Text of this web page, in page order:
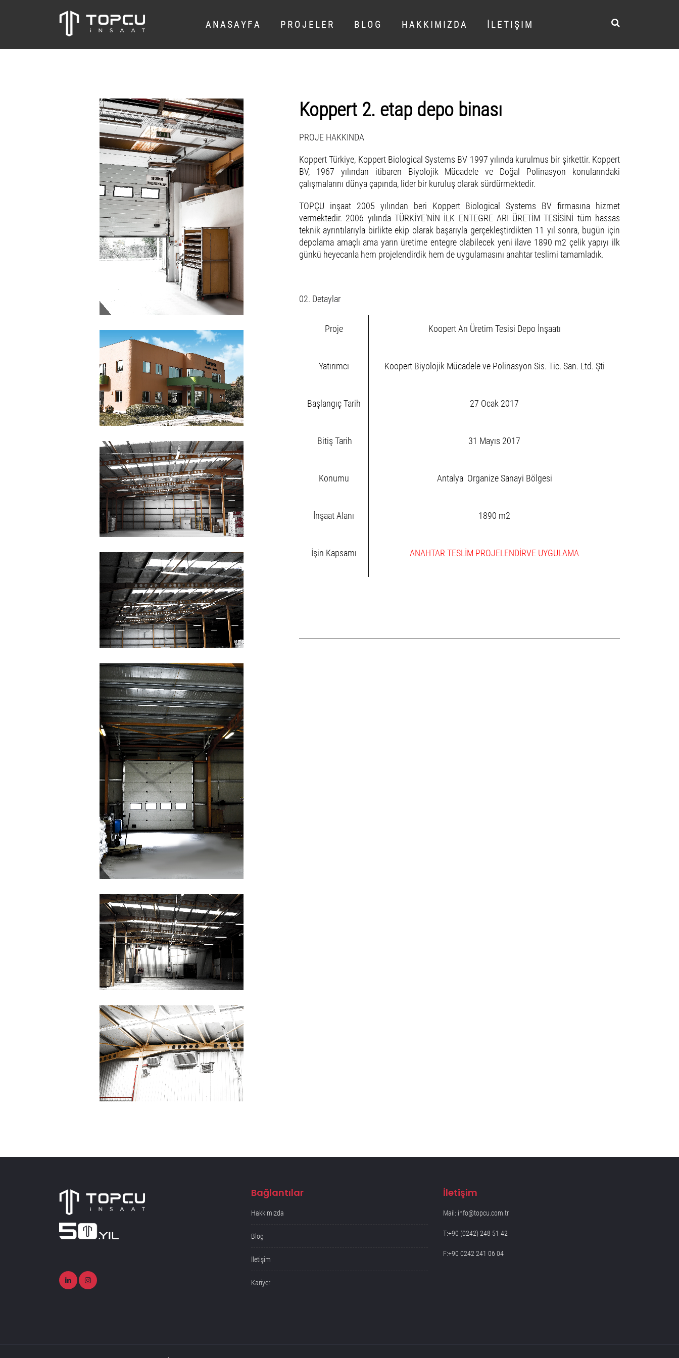
A N A S A Y F A P R O J E L E R B L O G H A K K I M I Z D A İ L E T I Ş I M
Koppert 2. etap depo binası
PROJE HAKKINDA
Koppert Türkiye, Koppert Biological Systems BV 1997 yılında kurulmus bir şirkettir. Koppert
BV, 1967 yılından itibaren Biyolojik Mücadele ve Doğal Polinasyon konularındaki
çalışmalarını dünya çapında, lider bir kuruluş olarak sürdürmektedir.
TOPÇU inşaat 2005 yılından beri Koppert Biological Systems BV firmasına hizmet
vermektedir. 2006 yılında TÜRKİYE'NİN İLK ENTEGRE ARI ÜRETİM TESİSİNİ tüm hassas
teknik ayrıntılarıyla birlikte ekip olarak başarıyla gerçekleştirdikten 11 yıl sonra, bugün için
depolama amaçlı ama yarın üretime entegre olabilecek yeni ilave 1890 m2 çelik yapıyı ilk
günkü heyecanla hem projelendirdik hem de uygulamasını anahtar teslimi tamamladık.
02. Detaylar
Proje Koopert Arı Üretim Tesisi Depo İnşaatı
Yatırımcı Koopert Biyolojik Mücadele ve Polinasyon Sis. Tic. San. Ltd. Şti
Başlangıç Tarih 27 Ocak 2017
Bitiş Tarih 31 Mayıs 2017
Konumu Antalya Organize Sanayi Bölgesi
İnşaat Alanı 1890 m2
İşin Kapsamı ANAHTAR TESLİM PROJELENDİRVE UYGULAMA
Bağlantılar
Hakkımızda
Blog
İletişim
Kariyer
İletişim
Mail: info@topcu.com.tr
T:+90 (0242) 248 51 42
F:+90 0242 241 06 04